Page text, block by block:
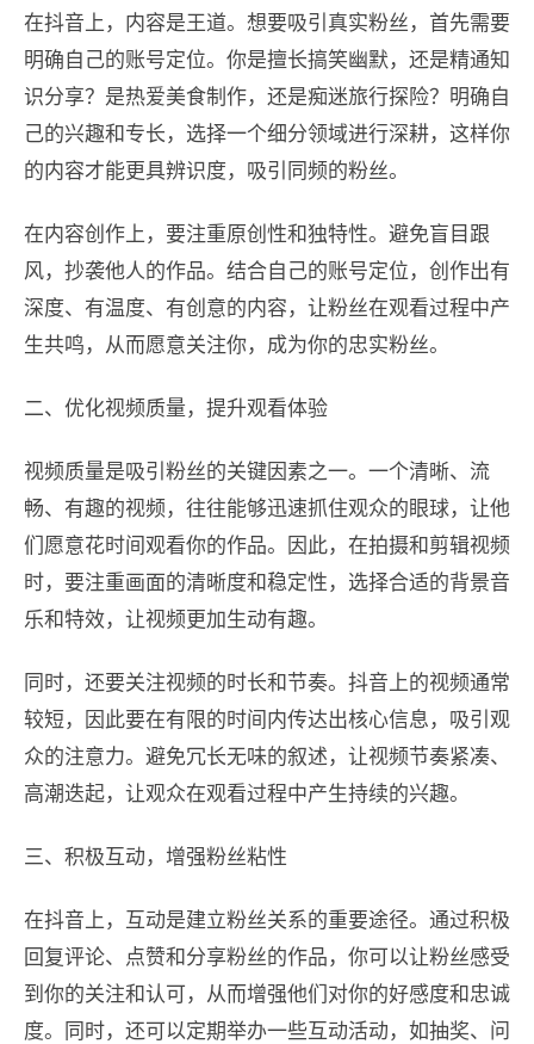
在抖音上，内容是王道。想要吸引真实粉丝，首先需要
明确自己的账号定位。你是擅长搞笑幽默，还是精通知
识分享？是热爱美食制作，还是痴迷旅行探险？明确自
己的兴趣和专长，选择一个细分领域进行深耕，这样你
的内容才能更具辨识度，吸引同频的粉丝。
在内容创作上，要注重原创性和独特性。避免盲目跟
风，抄袭他人的作品。结合自己的账号定位，创作出有
深度、有温度、有创意的内容，让粉丝在观看过程中产
生共鸣，从而愿意关注你，成为你的忠实粉丝。
二、优化视频质量，提升观看体验
视频质量是吸引粉丝的关键因素之一。一个清晰、流
畅、有趣的视频，往往能够迅速抓住观众的眼球，让他
们愿意花时间观看你的作品。因此，在拍摄和剪辑视频
时，要注重画面的清晰度和稳定性，选择合适的背景音
乐和特效，让视频更加生动有趣。
同时，还要关注视频的时长和节奏。抖音上的视频通常
较短，因此要在有限的时间内传达出核心信息，吸引观
众的注意力。避免冗长无味的叙述，让视频节奏紧凑、
高潮迭起，让观众在观看过程中产生持续的兴趣。
三、积极互动，增强粉丝粘性
在抖音上，互动是建立粉丝关系的重要途径。通过积极
回复评论、点赞和分享粉丝的作品，你可以让粉丝感受
到你的关注和认可，从而增强他们对你的好感度和忠诚
度。同时，还可以定期举办一些互动活动，如抽奖、问